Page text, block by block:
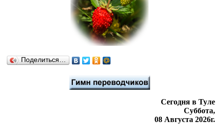
Поделиться…
Сегодня в Туле
Суббота,
08 Августа 2026г.